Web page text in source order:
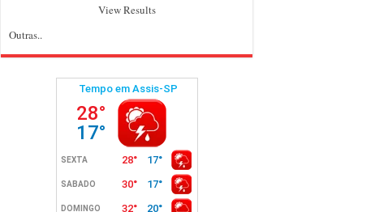
View Results
Outras..